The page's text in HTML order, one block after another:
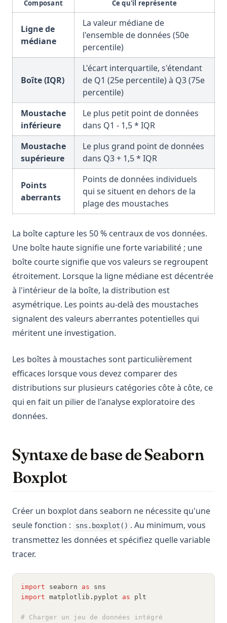
Composant Ce qu'il représente
Ligne de
médiane
La valeur médiane de
l'ensemble de données (50e
percentile)
Boîte (IQR)
L'écart interquartile, s'étendant
de Q1 (25e percentile) à Q3 (75e
percentile)
Moustache
inférieure
Le plus petit point de données
dans Q1 - 1,5 * IQR
Moustache
supérieure
Le plus grand point de données
dans Q3 + 1,5 * IQR
Points
aberrants
Points de données individuels
qui se situent en dehors de la
plage des moustaches
La boîte capture les 50 % centraux de vos données.
Une boîte haute signifie une forte variabilité ; une
boîte courte signifie que vos valeurs se regroupent
étroitement. Lorsque la ligne médiane est décentrée
à l'intérieur de la boîte, la distribution est
asymétrique. Les points au-delà des moustaches
signalent des valeurs aberrantes potentielles qui
méritent une investigation.
Les boîtes à moustaches sont particulièrement
efficaces lorsque vous devez comparer des
distributions sur plusieurs catégories côte à côte, ce
qui en fait un pilier de l'analyse exploratoire des
données.
Syntaxe de base de Seaborn
Boxplot
Créer un boxplot dans seaborn ne nécessite qu'une
seule fonction :
sns.boxplot() . Au minimum, vous
transmettez les données et spécifiez quelle variable
tracer.
import seaborn as sns
import matplotlib . pyplot as plt
# Charger un jeu de données intégré